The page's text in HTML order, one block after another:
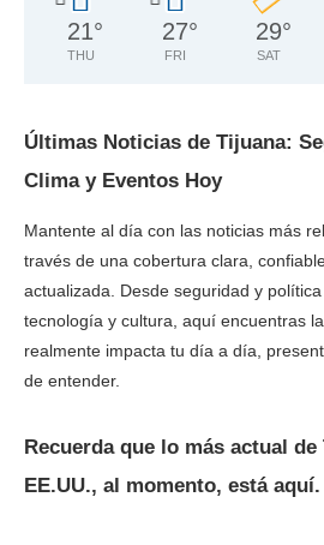
21°
THU
27°
FRI
29°
SAT
Últimas Noticias de Tijuana:
Clima y Eventos Hoy
Mantente al día con las noticias más
través de una cobertura clara,
actualizada. Desde seguridad y
tecnología y cultura, aquí encuentras
realmente impacta tu día a día,
de entender.
Recuerda que lo más actual
EE.UU., al momento, está aquí.